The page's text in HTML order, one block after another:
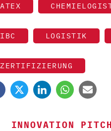
ATEX
IBC LOGISTIK
ZERTIFIZIERUNG
INNOVATION PITCH